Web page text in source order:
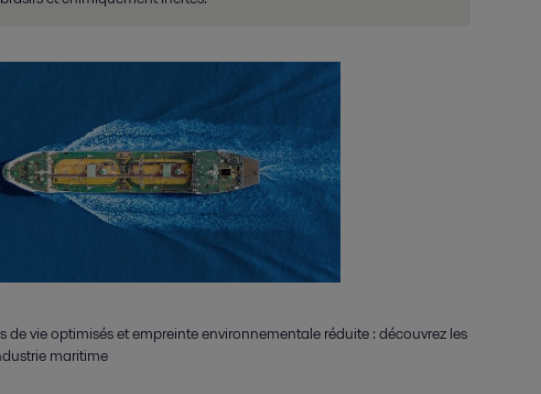
vie optimisés et empreinte environnementale réduite : découvrez les
maritime